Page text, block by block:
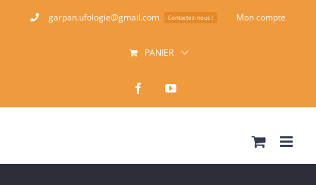
garpan.ufologie@gmail.com Contactez-nous ! Mon compte
PANIER
FacebookYouTube